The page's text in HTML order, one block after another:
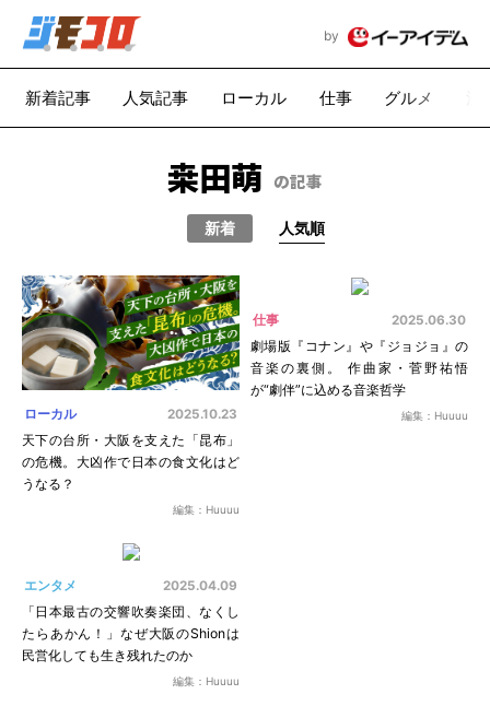
by
新着記事 人気記事 ローカル 仕事 グルメ
桒田萌 の記事
新着 人気順
ローカル 2025.10.23
天下の台所・大阪を支えた「昆布」
の危機。大凶作で日本の食文化はど
うなる？
編集：Huuuu
仕事 2025.06.30
劇場版『コナン』や『ジョジョ』の
音楽の裏側。 作曲家・菅野祐悟
が“劇伴”に込める音楽哲学
編集：Huuuu
エンタメ 2025.04.09
「日本最古の交響吹奏楽団、なくし
たらあかん！」なぜ大阪のShionは
民営化しても生き残れたのか
編集：Huuuu